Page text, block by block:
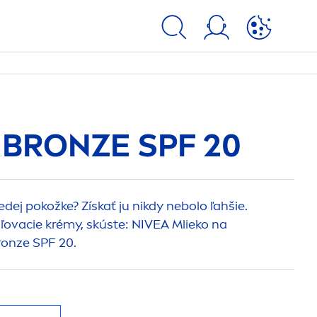
BRONZE SPF 20
pokožke? Získať ju nikdy nebolo ľahšie.
krémy, skúste: NIVEAMlieko na
SPF 20.